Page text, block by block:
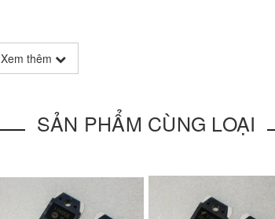
Xem thêm
SẢN PHẨM CÙNG LOẠI